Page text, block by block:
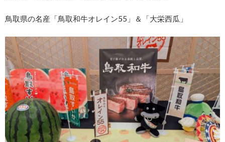
鳥取県の名産「⿃取和⽜オレイン55」＆「大栄西瓜」